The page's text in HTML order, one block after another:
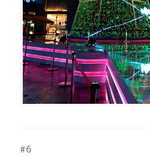
M
A
C
開
梅
#6